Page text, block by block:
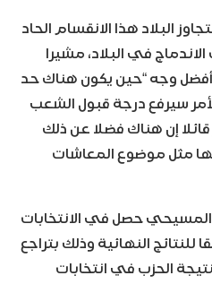
البلاد هذا الانقسام الحاد
في البلاد، مشيرا
أفضل وجه “حين يكون هناك حد
سيرفع درجة قبول الشعب
إن هناك فضلا عن ذلك
مثل موضوع المعاشات
المسيحي حصل في الانتخابات
الأخيرة 32.9% وفقا للنتائج النهائية وذلك بتراجع
الحزب في انتخابات